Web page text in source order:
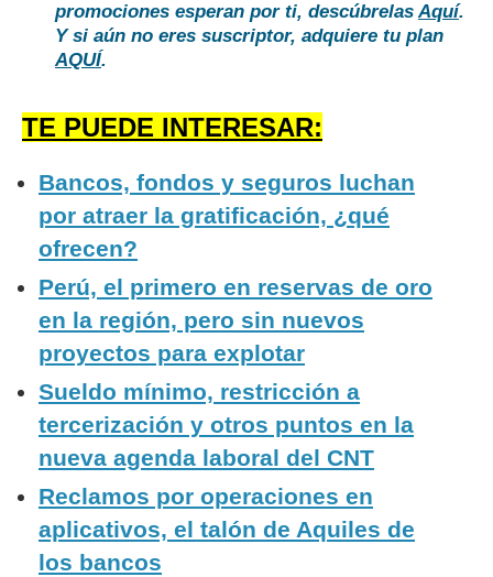
promociones esperan por ti, descúbrelasAquí.
Y si aún no eres suscriptor, adquiere tu plan
AQUÍ.
TE PUEDE INTERESAR:
Bancos, fondos y seguros luchan
por atraer la gratificación, ¿qué
ofrecen?
Perú, el primero en reservas de oro
en la región, pero sin nuevos
proyectos para explotar
Sueldo mínimo, restricción a
tercerización y otros puntos en la
nueva agenda laboral del CNT
Reclamos por operaciones en
aplicativos, el talón de Aquiles de
los bancos